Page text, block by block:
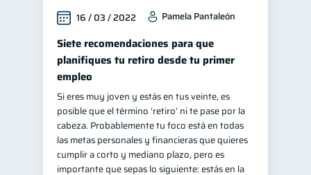
16 / 03 / 2022 Pamela Pantaleón
Siete recomendaciones para que
planifiques tu retiro desde tu primer
empleo
Si eres muy joven y estás en tus veinte, es
posible que el término ‘retiro’ ni te pase por la
cabeza. Probablemente tu foco está en todas
las metas personales y financieras que quieres
cumplir a corto y mediano plazo, pero es
importante que sepas lo siguiente: estás en la